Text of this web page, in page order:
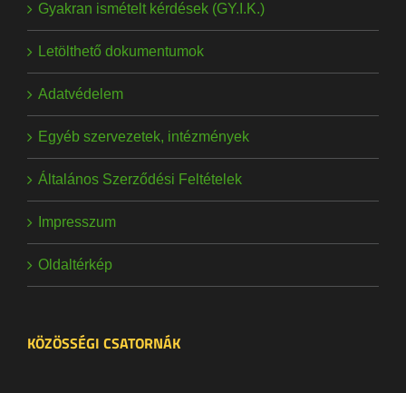
Gyakran ismételt kérdések (GY.I.K.)
Letölthető dokumentumok
Adatvédelem
Egyéb szervezetek, intézmények
Általános Szerződési Feltételek
Impresszum
Oldaltérkép
KÖZÖSSÉGI CSATORNÁK